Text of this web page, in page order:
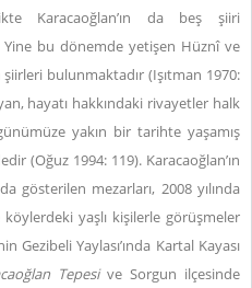
Karacaoğlan’ın da beş şiiri
Yine bu dönemde yetişen Hüznî ve
şiirleri bulunmaktadır (Işıtman 1970:
hayatı hakkındaki rivayetler halk
yakın bir tarihte yaşamış
(Oğuz 1994: 119). Karacaoğlan’ın
gösterilen mezarları, 2008 yılında
yaşlı kişilerle görüşmeler
Gezibeli Yaylası’ında Kartal Kayası
Tepesive Sorgun ilçesinde